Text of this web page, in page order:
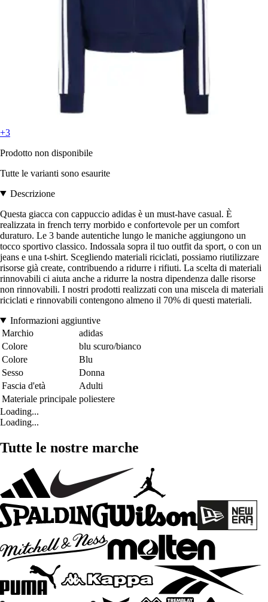
+3
Prodotto non disponibile
Tutte le varianti sono esaurite
Descrizione
Questa giacca con cappuccio adidas è un must-have casual. È
realizzata in french terry morbido e confortevole per un comfort
duraturo. Le 3 bande autentiche lungo le maniche aggiungono un
tocco sportivo classico. Indossala sopra il tuo outfit da sport, o con un
jeans e una t-shirt. Scegliendo materiali riciclati, possiamo riutilizzare
risorse già create, contribuendo a ridurre i rifiuti. La scelta di materiali
rinnovabili ci aiuta anche a ridurre la nostra dipendenza dalle risorse
non rinnovabili. I nostri prodotti realizzati con una miscela di materiali
riciclati e rinnovabili contengono almeno il 70% di questi materiali.
Informazioni aggiuntive
Marchio
adidas
Colore
blu scuro/bianco
Colore
Blu
Sesso
Donna
Fascia d'età
Adulti
Materiale principale poliestere
Loading...
Loading...
Tutte le nostre marche